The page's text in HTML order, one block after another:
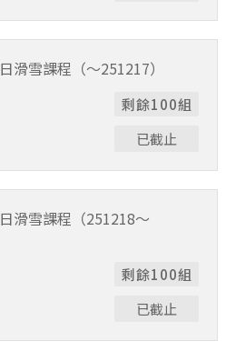
滑雪課程（～251217）
剩餘100組
已截止
休1小時）。
滑雪課程（251218～
剩餘100組
已截止